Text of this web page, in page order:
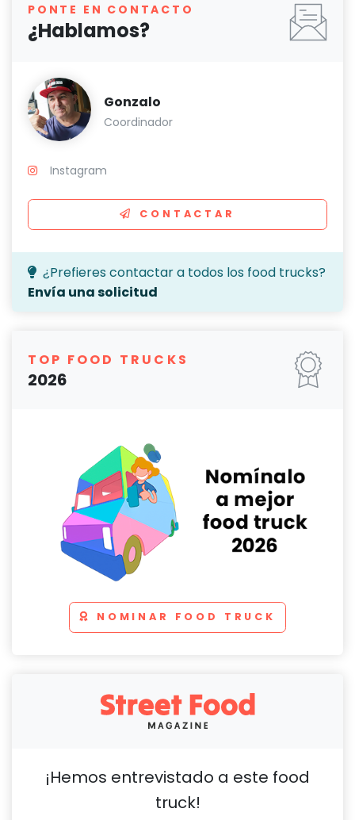
PONTE EN CONTACTO
¿Hablamos?
Gonzalo
Coordinador
Instagram
CONTACTAR
¿Prefieres contactar a todos los food trucks?
Envía una solicitud
TOP FOOD TRUCKS
2026
NOMINAR FOOD TRUCK
¡Hemos entrevistado a este food
truck!